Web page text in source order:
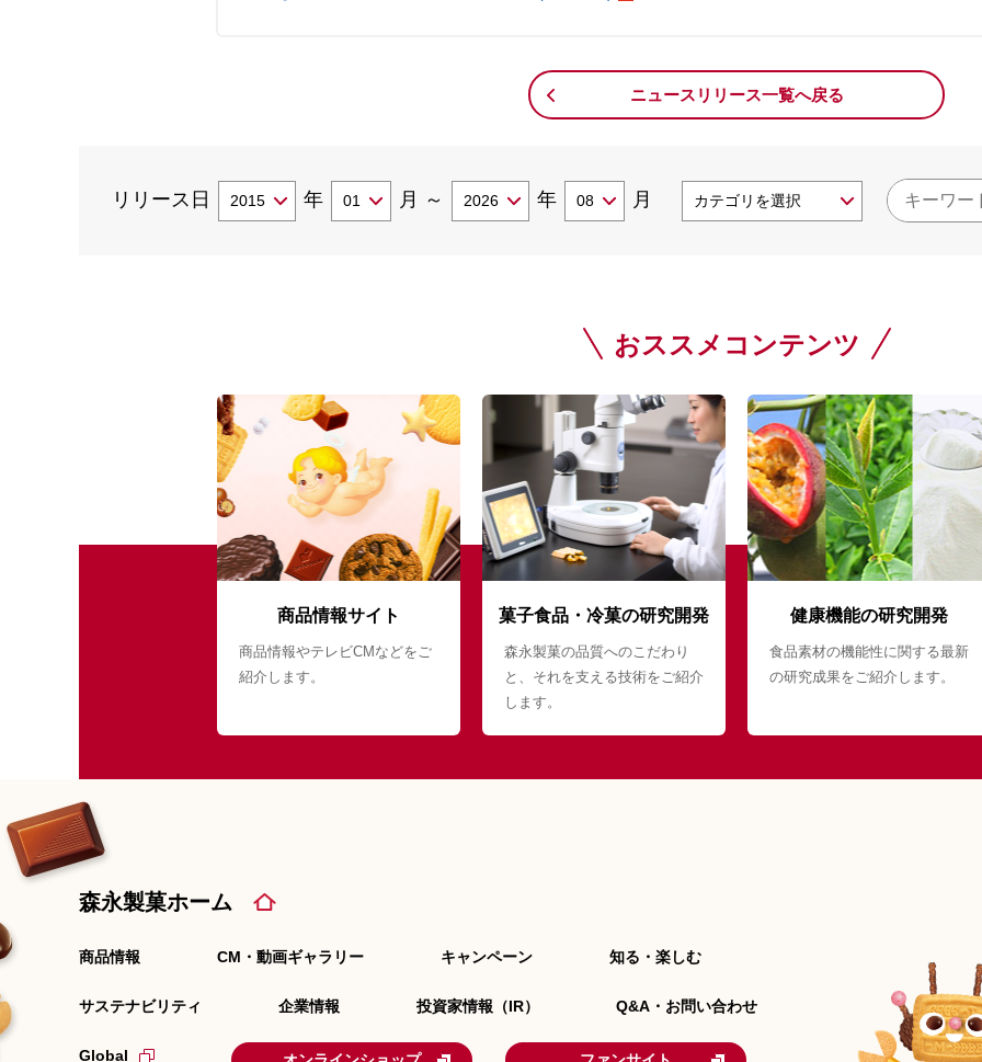
ニュースリリース一覧へ戻る
リリース日 年 月 ～ 年 月
おススメコンテンツ
商品情報サイト
商品情報やテレビCMなどをご
紹介します。
菓子食品・冷菓の研究開発
森永製菓の品質へのこだわり
と、それを支える技術をご紹介
します。
健康機能の研究開発
食品素材の機能性に関する最新
の研究成果をご紹介します。
森永製菓ホーム
商品情報 CM・動画ギャラリー キャンペーン 知る・楽しむ
サステナビリティ 企業情報 投資家情報（IR） Q&A・お問い合わせ
Global